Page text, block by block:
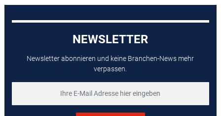
NEWSLETTER
Newsletter abonnieren und keine Branchen-News mehr
verpassen.